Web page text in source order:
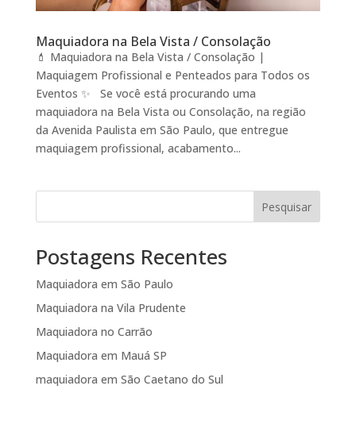
Maquiadora na Bela Vista / Consolação
💄 Maquiadora na Bela Vista / Consolação |
Maquiagem Profissional e Penteados para Todos os
Eventos ✨ Se você está procurando uma
maquiadora na Bela Vista ou Consolação, na região
da Avenida Paulista em São Paulo, que entregue
maquiagem profissional, acabamento...
Pesquisar
Postagens Recentes
Maquiadora em São Paulo
Maquiadora na Vila Prudente
Maquiadora no Carrão
Maquiadora em Mauá SP
maquiadora em São Caetano do Sul